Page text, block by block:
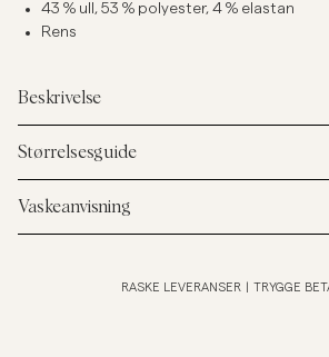
43 % ull, 53 % polyester, 4 % elastan
Rens
Beskrivelse
Størrelsesguide
Vaskeanvisning
RASKE LEVERANSER TRYGGE